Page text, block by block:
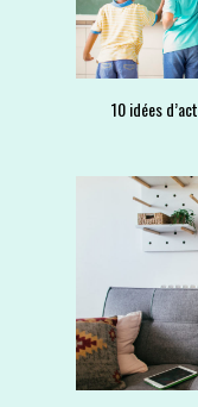
10 idées